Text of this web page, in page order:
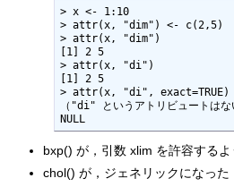
> x <- 1:10
> attr(x, "dim") <- c(2,5)
> attr(x, "dim")
[1] 2 5
> attr(x, "di")
[1] 2 5
> attr(x, "di", exact=TRUE) #
（"di" というアトリビュートはな
NULL
bxp() が，引数 xlim を許容する
chol() が，ジェネリックになった